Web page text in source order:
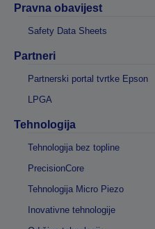
Pravna obavijest
Safety Data Sheets
Partneri
Partnerski portal tvrtke Epson
LPGA
Tehnologija
Tehnologija bez topline
PrecisionCore
Tehnologija Micro Piezo
Inovativne tehnologije